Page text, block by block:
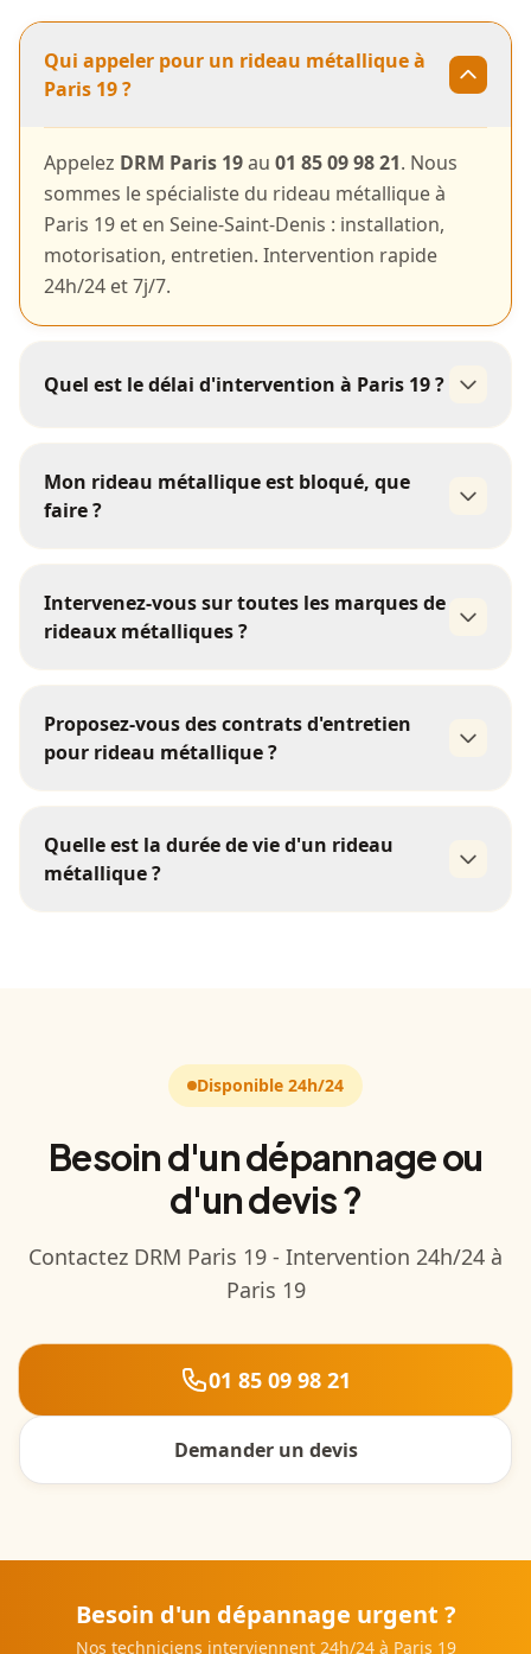
Qui appeler pour un rideau métallique à
Paris 19 ?
Appelez DRM Paris 19au 01 85 09 98 21. Nous
sommes le spécialiste du rideau métallique à
Paris 19 et en Seine-Saint-Denis : installation,
motorisation, entretien. Intervention rapide
24h/24 et 7j/7.
Quel est le délai d'intervention à Paris 19 ?
Mon rideau métallique est bloqué, que
faire ?
01 85 09 98 21
Intervenez-vous sur toutes les marques de
rideaux métalliques ?
marques
Proposez-vous des contrats d'entretien
pour rideau métallique ?
maintenance préventive
Quelle est la durée de vie d'un rideau
métallique ?
Disponible 24h/24
Besoin d'un dépannage ou
d'un devis ?
Contactez DRM Paris 19 - Intervention 24h/24 à
Paris 19
01 85 09 98 21
Demander un devis
Besoin d'un dépannage urgent ?
Nos techniciens interviennent 24h/24 à Paris 19